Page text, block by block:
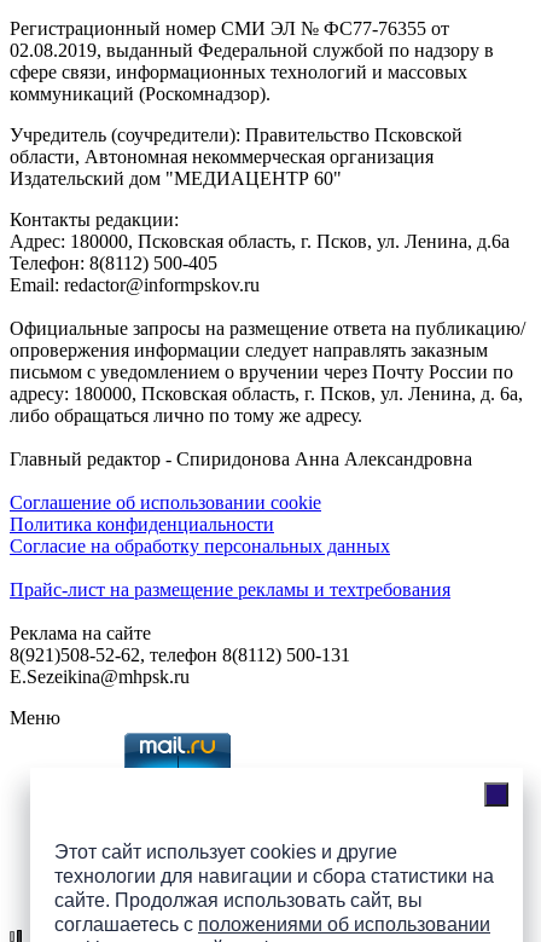
Этот сайт использует cookies и другие
технологии для навигации и сбора статистики на
сайте. Продолжая использовать сайт, вы
соглашаетесь с положениями об использовании
Регистрационный номер СМИ ЭЛ № ФС77-76355 от
02.08.2019, выданный Федеральной службой по надзору в
сфере связи, информационных технологий и массовых
коммуникаций (Роскомнадзор).
Учредитель (соучредители): Правительство Псковской
области, Автономная некоммерческая организация
Издательский дом "МЕДИАЦЕНТР 60"
Контакты редакции:
Адреc: 180000, Псковская область, г. Псков, ул. Ленина, д.6а
Телефон: 8(8112) 500-405
Email: redactor@informpskov.ru
Официальные запросы на размещение ответа на публикацию/
опровержения информации следует направлять заказным
письмом с уведомлением о вручении через Почту России по
адресу: 180000, Псковская область, г. Псков, ул. Ленина, д. 6а,
либо обращаться лично по тому же адресу.
Главный редактор - Спиридонова Анна Александровна
Соглашение об использовании cookie
Политика конфиденциальности
Согласие на обработку персональных данных
Прайс-лист на размещение рекламы и техтребования
Реклама на сайте
8(921)508-52-62, телефон 8(8112) 500-131
E.Sezeikina@mhpsk.ru
Меню
Подпишись на группы
ПАИ в соцсетях!